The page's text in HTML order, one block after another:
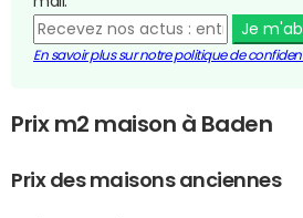
Je
En savoir plus sur notre politique de
Prix m2 maison à Baden
Prix des maisons anciennes